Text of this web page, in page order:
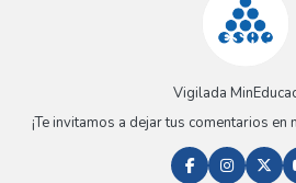
Vigilada
¡Te invitamos a dejar tus comentarios